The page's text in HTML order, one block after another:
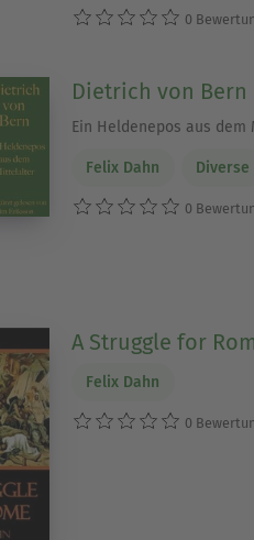
0
Dietrich von Bern
Ein Heldenepos aus
Felix Dahn Diverse
0
A Struggle for
Felix Dahn
0